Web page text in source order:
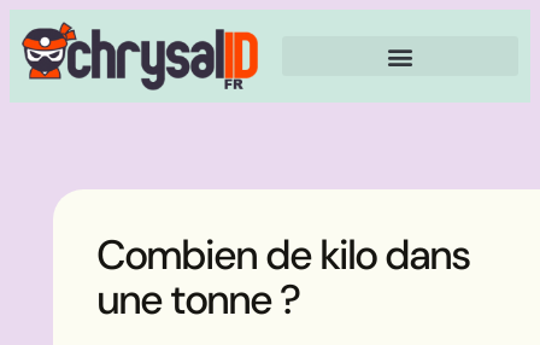
Combien de kilo dans
une tonne ?